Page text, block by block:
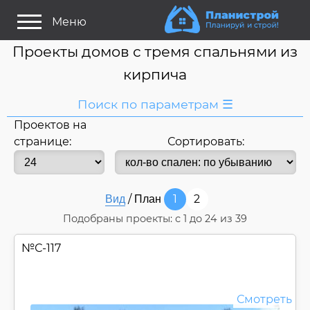
Меню
Проекты домов с тремя спальнями из
кирпича
Поиск по параметрам ☰
Я ищу:
Дом
Название
Строитель/Архитектор
Стиль проекта
Только проекты
Площадь
Проектов на
странице:
Сортировать:
Вид / План 1 2
Подобраны проекты: с 1 до 24 из 39
№С-117
Смотреть